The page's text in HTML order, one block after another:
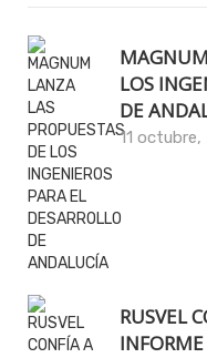
LOS
DE
11 octubre,
RUSVEL
INFORME